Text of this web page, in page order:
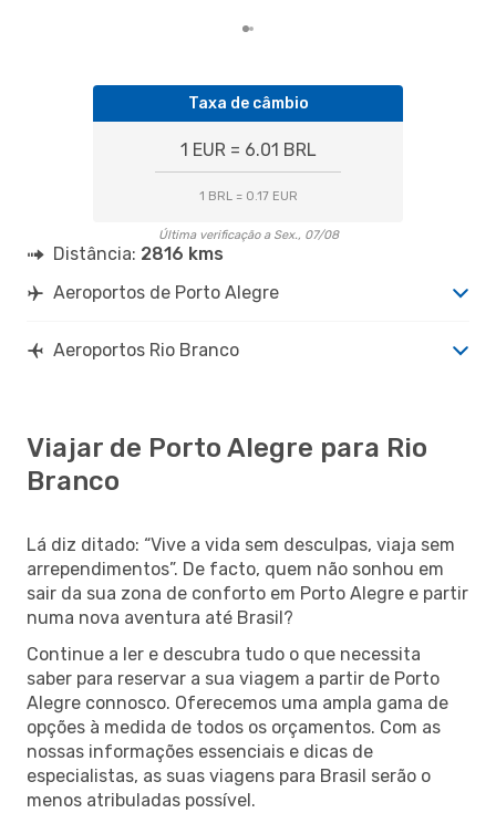
Taxa de câmbio
1 EUR = 6.01 BRL
1 BRL = 0.17 EUR
Última verificação a Sex., 07/08
Distância: 2816 kms
Aeroportos de Porto Alegre
Aeroportos Rio Branco
Viajar de Porto Alegre para Rio
Branco
Lá diz ditado: “Vive a vida sem desculpas, viaja sem
arrependimentos”. De facto, quem não sonhou em
sair da sua zona de conforto em Porto Alegre e partir
numa nova aventura até Brasil?
Continue a ler e descubra tudo o que necessita
saber para reservar a sua viagem a partir de Porto
Alegre connosco. Oferecemos uma ampla gama de
opções à medida de todos os orçamentos. Com as
nossas informações essenciais e dicas de
especialistas, as suas viagens para Brasil serão o
menos atribuladas possível.